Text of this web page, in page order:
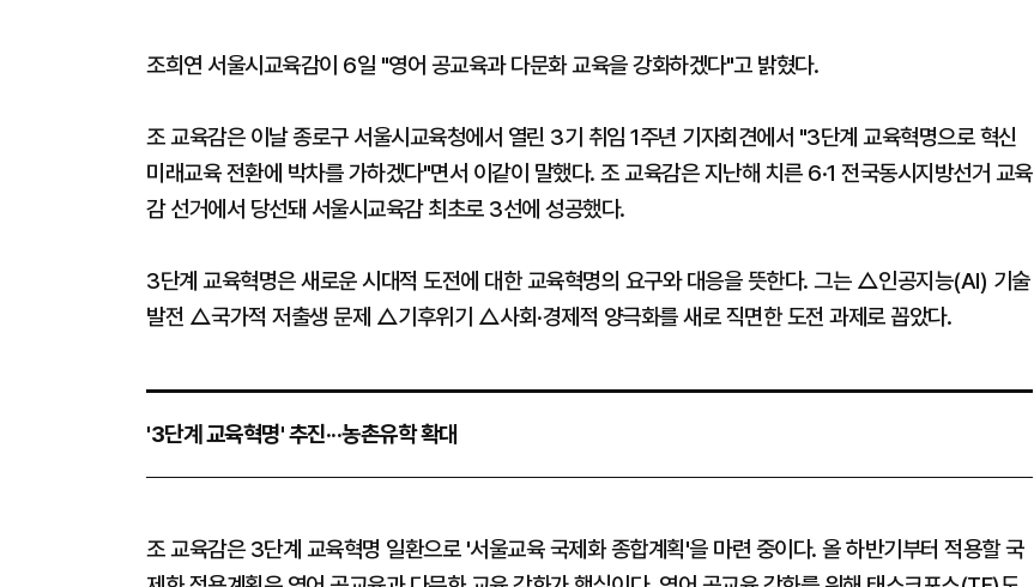
조희연 서울시교육감이 6일 "영어 공교육과 다문화 교육을 강화하겠다"고 밝혔다.
조 교육감은 이날 종로구 서울시교육청에서 열린 3기 취임 1주년 기자회견에서 "3단계 교육혁명으로 혁신
미래교육 전환에 박차를 가하겠다"면서 이같이 말했다. 조 교육감은 지난해 치른 6·1 전국동시지방선거 교육
감 선거에서 당선돼 서울시교육감 최초로 3선에 성공했다.
3단계 교육혁명은 새로운 시대적 도전에 대한 교육혁명의 요구와 대응을 뜻한다. 그는 △인공지능(AI) 기술
발전 △국가적 저출생 문제 △기후위기 △사회·경제적 양극화를 새로 직면한 도전 과제로 꼽았다.
'3단계 교육혁명' 추진···농촌유학 확대
조 교육감은 3단계 교육혁명 일환으로 '서울교육 국제화 종합계획'을 마련 중이다. 올 하반기부터 적용할 국